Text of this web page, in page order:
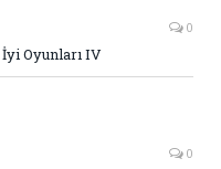
0
Oyunları IV
0